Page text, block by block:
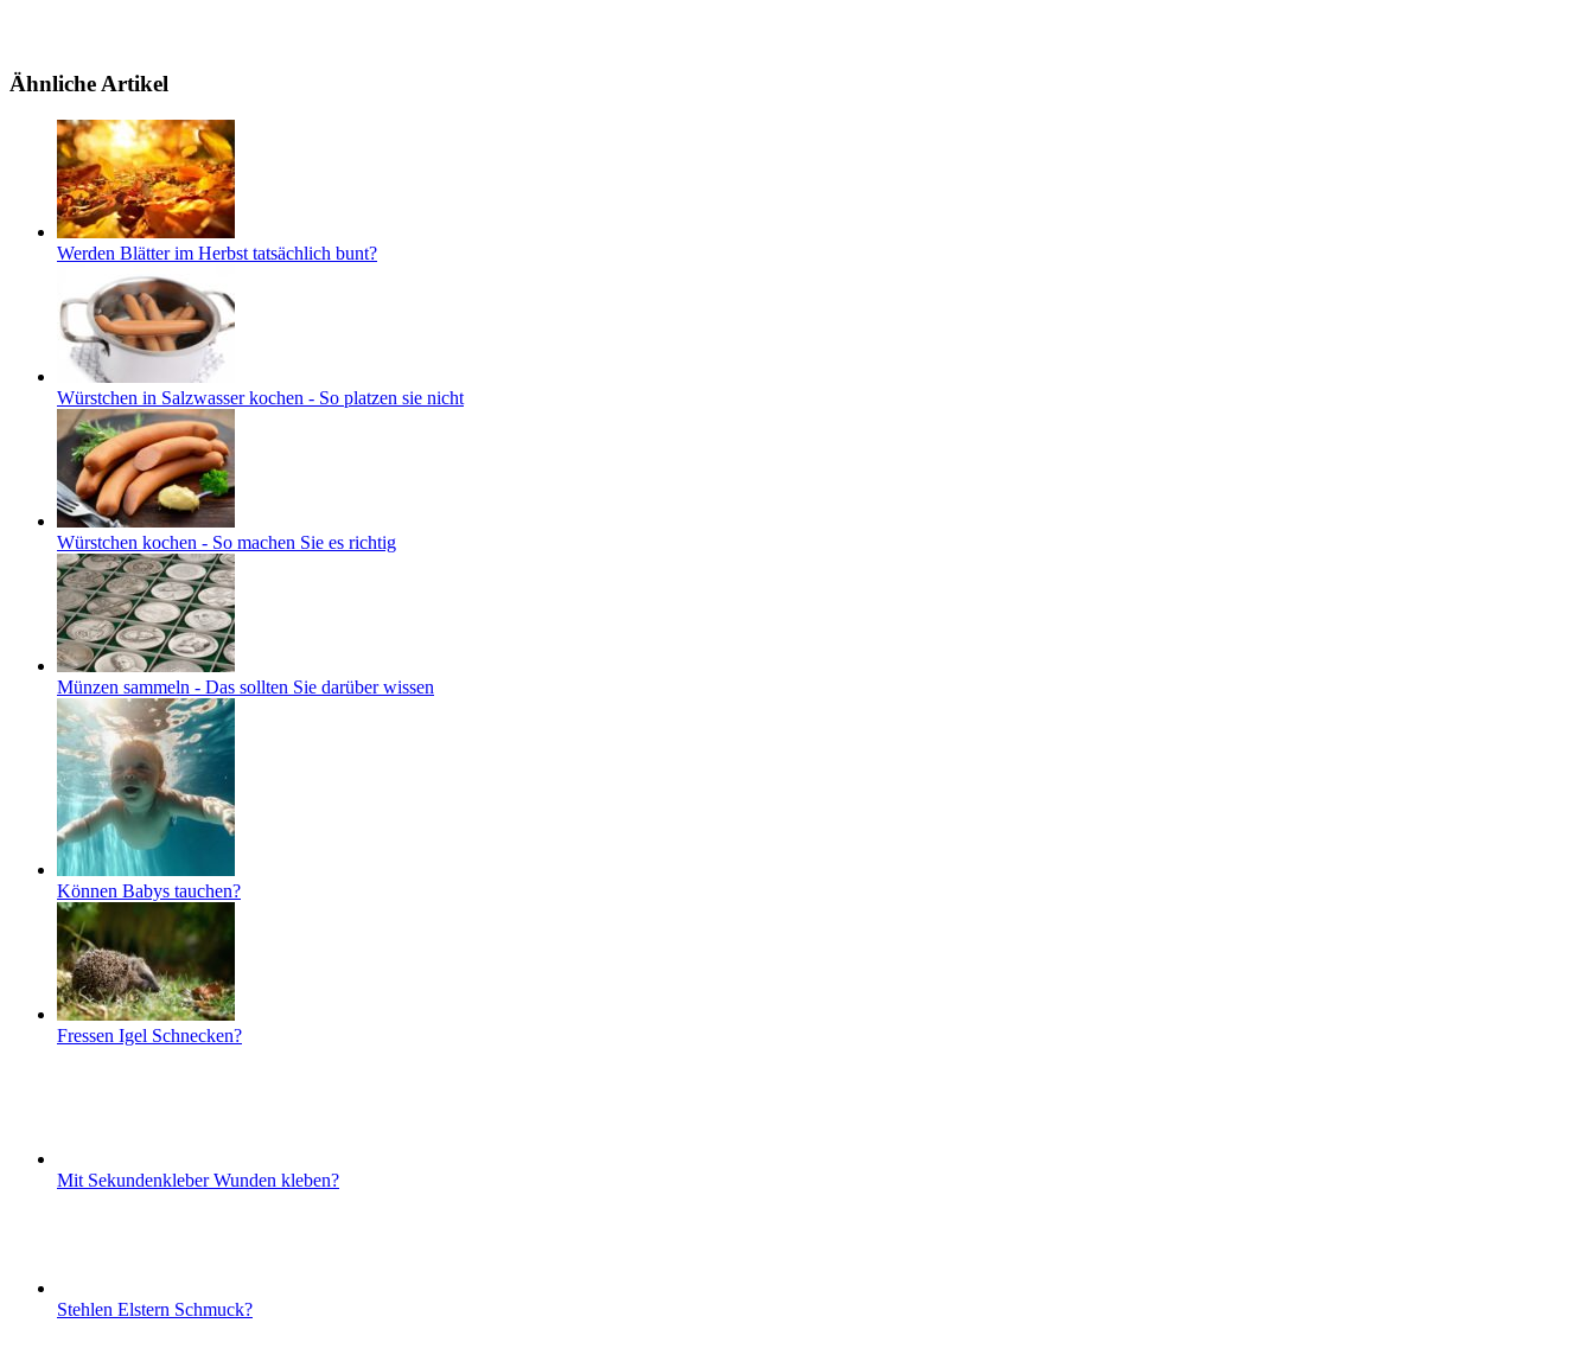
Ähnliche Artikel
Werden Blätter im Herbst tatsächlich bunt?
Würstchen in Salzwasser kochen - So platzen sie nicht
Würstchen kochen - So machen Sie es richtig
Münzen sammeln - Das sollten Sie darüber wissen
Können Babys tauchen?
Fressen Igel Schnecken?
Mit Sekundenkleber Wunden kleben?
Stehlen Elstern Schmuck?